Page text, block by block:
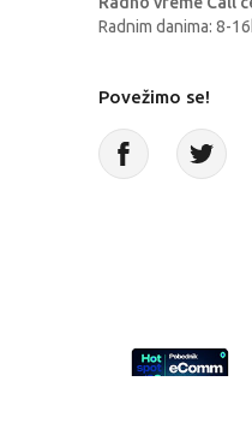
Radnim danima: 8-
Povežimo se!